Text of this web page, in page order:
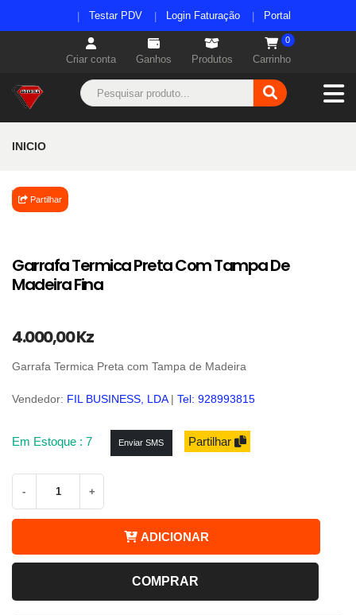
Testar PDV Login Faturação Portal
Criar conta Ganhos Produtos Carrinho
0
INICIO
Partilhar
Garrafa Termica Preta Com Tampa De
Madeira Fina
4.000,00 Kz
Garrafa Termica Preta com Tampa de Madeira
Vendedor: FIL BUSINESS, LDA| Tel: 928993815
Em Estoque : 7 Enviar SMS Partilhar
- +
ADICIONAR
COMPRAR